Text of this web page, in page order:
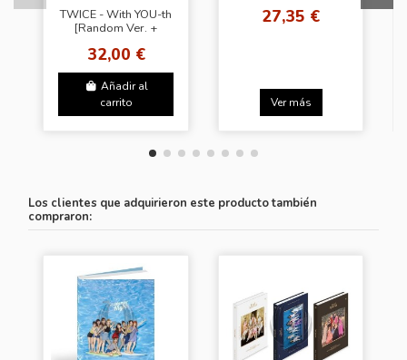
TWICE - With YOU-th
[Random Ver. +
32,00 €
Añadir al
carrito
27,35 €
Ver más
Los clientes que adquirieron este producto también
compraron: